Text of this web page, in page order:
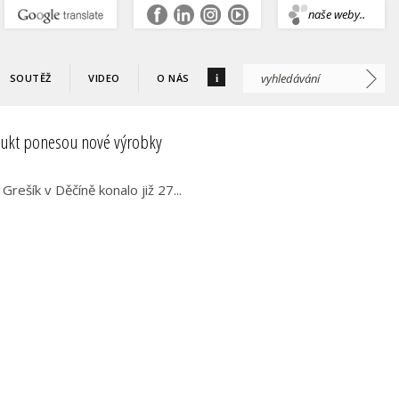
naše weby..
.
SOUTĚŽ VIDEO O NÁS i
ponesou nové výrobky
v Děčíně konalo již 27...